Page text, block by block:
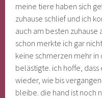
meine tiere haben sich
zuhause schlief und ich
auch am besten zuhause
schon merkte ich gar
keine schmerzen mehr
belästigte. ich hoffe, dass
wieder, wie bis
bleibe. die hand ist noch